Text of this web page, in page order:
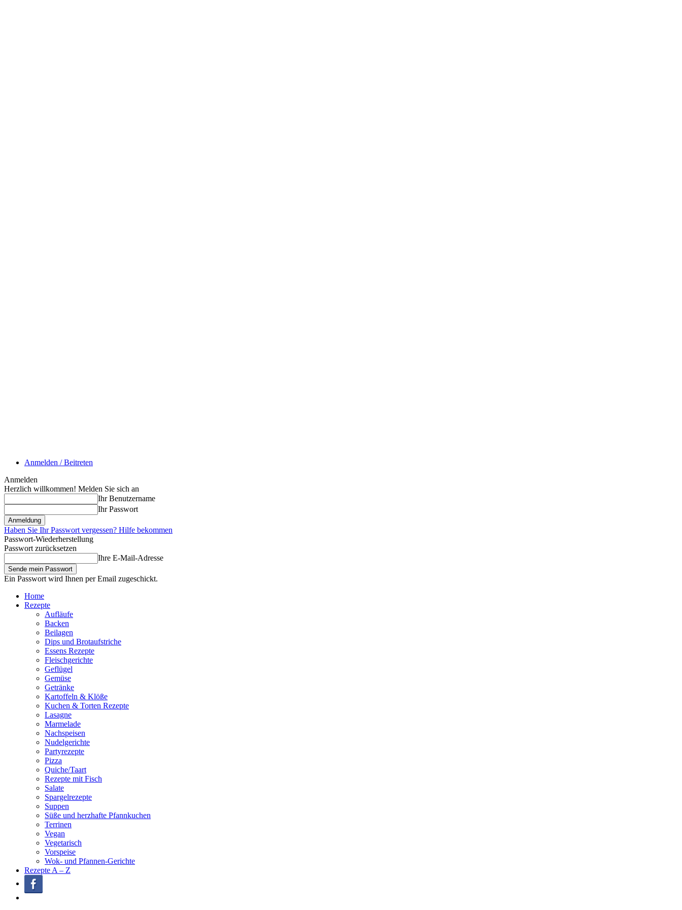
Anmelden / Beitreten
Anmelden
Herzlich willkommen! Melden Sie sich an
Ihr Benutzername
Ihr Passwort
Haben Sie Ihr Passwort vergessen? Hilfe bekommen
Passwort-Wiederherstellung
Passwort zurücksetzen
Ihre E-Mail-Adresse
Ein Passwort wird Ihnen per Email zugeschickt.
Home
Rezepte
Aufläufe
Backen
Beilagen
Dips und Brotaufstriche
Essens Rezepte
Fleischgerichte
Geflügel
Gemüse
Getränke
Kartoffeln & Klöße
Kuchen & Torten Rezepte
Lasagne
Marmelade
Nachspeisen
Nudelgerichte
Partyrezepte
Pizza
Quiche/Taart
Rezepte mit Fisch
Salate
Spargelrezepte
Suppen
Süße und herzhafte Pfannkuchen
Terrinen
Vegan
Vegetarisch
Vorspeise
Wok- und Pfannen-Gerichte
Rezepte A – Z